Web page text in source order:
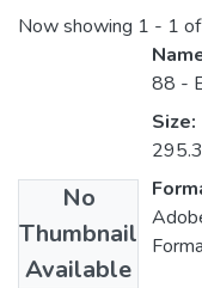
Now showing 1 - 1
No
Thumbnail
Available
88 -
Size: